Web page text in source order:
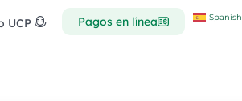
UCP Pagos en línea Spanish